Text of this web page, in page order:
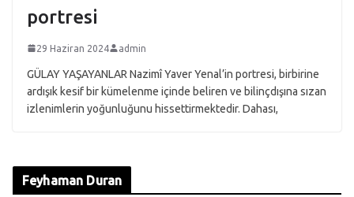
portresi
29 Haziran 2024 admin
GÜLAY YAŞAYANLAR Nazimî Yaver Yenal’in portresi, birbirine
ardışık kesif bir kümelenme içinde beliren ve bilinçdışına sızan
izlenimlerin yoğunluğunu hissettirmektedir. Dahası,
Feyhaman Duran